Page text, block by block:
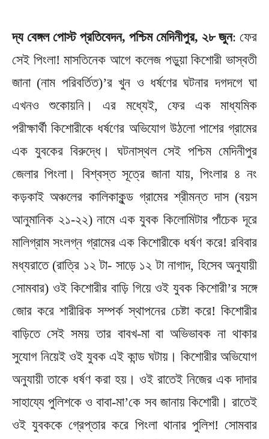
দ্য বেঙ্গল পোস্ট প্রতিবেদন, পশ্চিম মেদিনীপুর, ২৮ জুন: ফের
সেই পিংলা! মাসতিনেক আগে কলেজ পড়ুয়া কিশোরী ভাস্বতী
জানা (নাম পরিবর্তিত)’র খুন ও ধর্ষণের ঘটনার দগদগে ঘা
এখনও শুকোয়নি। এর মধ্যেই, ফের এক মাধ্যমিক
পরীক্ষার্থী কিশোরীকে ধর্ষণের অভিযোগ উঠলো পাশের গ্রামের
এক যুবকের বিরুদ্ধে। ঘটনাস্থল সেই পশ্চিম মেদিনীপুর
জেলার পিংলা। বিশ্বস্ত সূত্রে জানা যায়, পিংলার ৪ নং
কড়কাই অঞ্চলের কালিকাকুন্ড গ্রামের শ্রীমন্ত দাস (বয়স
আনুমানিক ২১-২২) নামে এক যুবক কিলোমিটার পাঁচেক দূরে
মালিগ্রাম সংলগ্ন গ্রামের এক কিশোরীকে ধর্ষণ করে! রবিবার
মধ্যরাতে (রাত্রি ১২ টা- সাড়ে ১২ টা নাগাদ, হিসেব অনুযায়ী
সোমবার) ওই কিশোরীর বাড়ি গিয়ে ওই যুবক কিশোরী’র সঙ্গে
জোর করে শারীরিক সম্পর্ক স্থাপনের চেষ্টা করে! কিশোরীর
বাড়িতে সেই সময় তার বাবখ-মা বা অভিভাবক না থাকার
সুযোগ নিয়েই ওই যুবক এই কান্ড ঘটায়। কিশোরীর অভিযোগ
অনুযায়ী তাকে ধর্ষণ করা হয়। ওই রাতেই নিজের এক দাদার
সাহায্যে পুলিশকে ও বাবা-মা’কে সব জানায় কিশোরী। রাতেই
ওই যুবককে গ্রেপ্তার করে পিংলা থানার পুলিশ! সোমবার